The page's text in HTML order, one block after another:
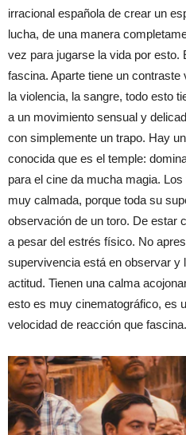
irracional española de crear un
lucha, de una manera
vez para jugarse la vida por esto.
fascina. Aparte tiene un
la violencia, la sangre, todo esto
a un movimiento sensual y
con simplemente un trapo. Hay
conocida que es el temple:
para el cine da mucha magia.
muy calmada, porque toda su
observación de un toro. De estar
a pesar del estrés físico. No
supervivencia está en observar y
actitud. Tienen una calma
esto es muy cinematográfico, es
velocidad de reacción que